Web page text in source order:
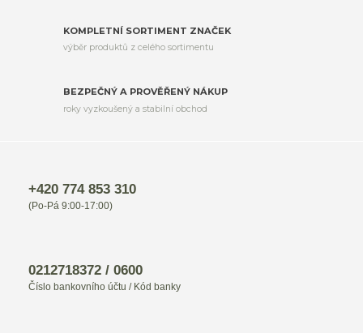
KOMPLETNÍ SORTIMENT ZNAČEK
výběr produktů z celého sortimentu
BEZPEČNÝ A PROVĚŘENÝ NÁKUP
roky vyzkoušený a stabilní obchod
+420 774 853 310
(Po-Pá 9:00-17:00)
0212718372 / 0600
Číslo bankovního účtu / Kód banky